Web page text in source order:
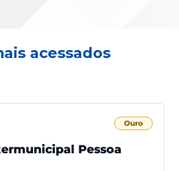
acessados
Ouro
Pessoa